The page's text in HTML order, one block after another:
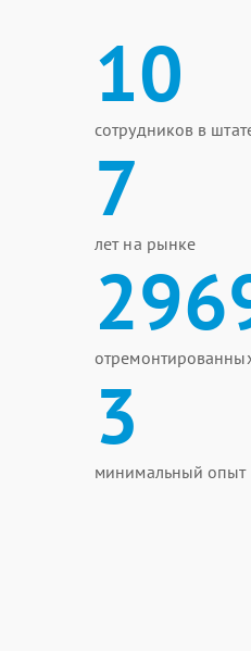
10
сотрудников в
7
лет на рынке
3
минимальный опыт